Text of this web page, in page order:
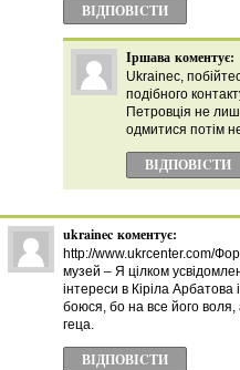
ВІДПОВІCТИ
Іршава коментує:
Ukrainec,
подібного
Петровція не
одмитися потім
ВІДПОВІCТИ
ukrainec коментує:
http://www.ukrcenter.com/
музей – Я цілком
інтереси в Кіріла
боюся, бо на все його воля,
геца.
ВІДПОВІCТИ